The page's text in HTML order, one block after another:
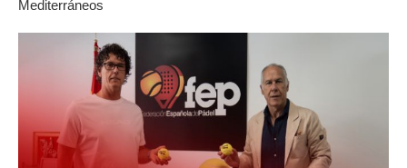
Mediterráneos